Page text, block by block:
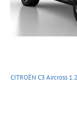
CITROËN C3 Aircross